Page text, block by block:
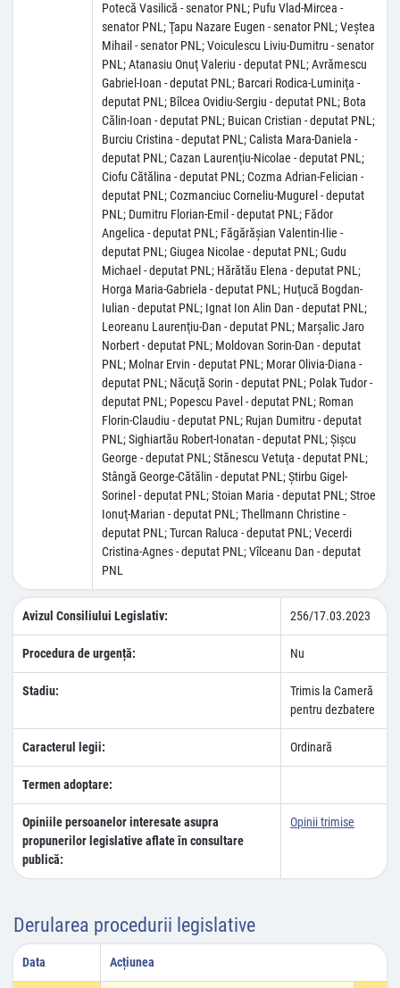
Potecă Vasilică - senator PNL; Pufu Vlad-Mircea -
senator PNL; Ţapu Nazare Eugen - senator PNL; Veştea
Mihail - senator PNL; Voiculescu Liviu-Dumitru - senator
PNL; Atanasiu Onuţ Valeriu - deputat PNL; Avrămescu
Gabriel-Ioan - deputat PNL; Barcari Rodica-Luminiţa -
deputat PNL; Bîlcea Ovidiu-Sergiu - deputat PNL; Bota
Călin-Ioan - deputat PNL; Buican Cristian - deputat PNL;
Burciu Cristina - deputat PNL; Calista Mara-Daniela -
deputat PNL; Cazan Laurenţiu-Nicolae - deputat PNL;
Ciofu Cătălina - deputat PNL; Cozma Adrian-Felician -
deputat PNL; Cozmanciuc Corneliu-Mugurel - deputat
PNL; Dumitru Florian-Emil - deputat PNL; Fădor
Angelica - deputat PNL; Făgărăşian Valentin-Ilie -
deputat PNL; Giugea Nicolae - deputat PNL; Gudu
Michael - deputat PNL; Hărătău Elena - deputat PNL;
Horga Maria-Gabriela - deputat PNL; Huţucă Bogdan-
Iulian - deputat PNL; Ignat Ion Alin Dan - deputat PNL;
Leoreanu Laurenţiu-Dan - deputat PNL; Marşalic Jaro
Norbert - deputat PNL; Moldovan Sorin-Dan - deputat
PNL; Molnar Ervin - deputat PNL; Morar Olivia-Diana -
deputat PNL; Năcuţă Sorin - deputat PNL; Polak Tudor -
deputat PNL; Popescu Pavel - deputat PNL; Roman
Florin-Claudiu - deputat PNL; Rujan Dumitru - deputat
PNL; Sighiartău Robert-Ionatan - deputat PNL; Şişcu
George - deputat PNL; Stănescu Vetuţa - deputat PNL;
Stângă George-Cătălin - deputat PNL; Ştirbu Gigel-
Sorinel - deputat PNL; Stoian Maria - deputat PNL; Stroe
Ionuţ-Marian - deputat PNL; Thellmann Christine -
deputat PNL; Turcan Raluca - deputat PNL; Vecerdi
Cristina-Agnes - deputat PNL; Vîlceanu Dan - deputat
PNL
Avizul Consiliului Legislativ: 256/17.03.2023
Procedura de urgență: Nu
Stadiu:
Trimis la Cameră
pentru dezbatere
Caracterul legii: Ordinară
Termen adoptare:
Opiniile persoanelor interesate asupra
propunerilor legislative aflate în consultare
publică:
Opinii trimise
Derularea procedurii legislative
Data Acțiunea